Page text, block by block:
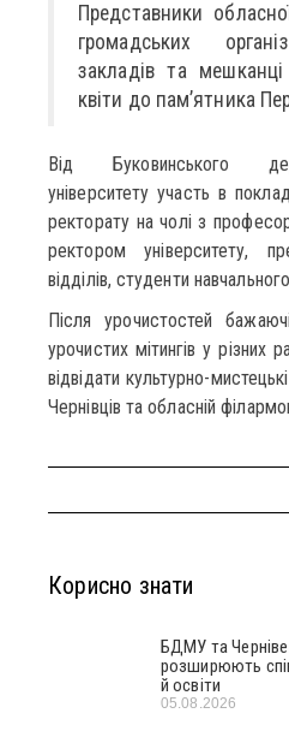
Представники
громадських
закладів та
квіти до пам’ятника
Від Буковинського
університету участь в
ректорату на чолі з
ректором університету,
відділів, студенти
Після урочистостей
урочистих мітингів у різних
відвідати культурно-
Чернівців та обласній
Корисно знати
БДМУ та
розширюють
й освіти
05.08.2026